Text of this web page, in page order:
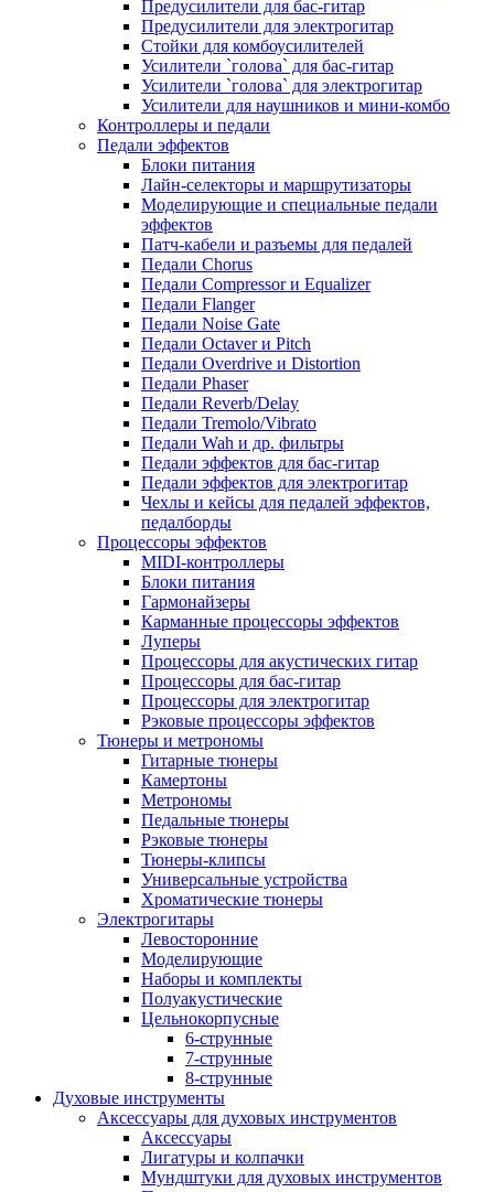
Предусилители для бас-гитар
Предусилители для электрогитар
Стойки для комбоусилителей
Усилители `голова` для бас-гитар
Усилители `голова` для электрогитар
Усилители для наушников и мини-комбо
Контроллеры и педали
Педали эффектов
Блоки питания
Лайн-селекторы и маршрутизаторы
Моделирующие и специальные педали
эффектов
Патч-кабели и разъемы для педалей
Педали Chorus
Педали Compressor и Equalizer
Педали Flanger
Педали Noise Gate
Педали Octaver и Pitch
Педали Overdrive и Distortion
Педали Phaser
Педали Reverb/Delay
Педали Tremolo/Vibrato
Педали Wah и др. фильтры
Педали эффектов для бас-гитар
Педали эффектов для электрогитар
Чехлы и кейсы для педалей эффектов,
педалборды
Процессоры эффектов
MIDI-контроллеры
Блоки питания
Гармонайзеры
Карманные процессоры эффектов
Луперы
Процессоры для акустических гитар
Процессоры для бас-гитар
Процессоры для электрогитар
Рэковые процессоры эффектов
Тюнеры и метрономы
Гитарные тюнеры
Камертоны
Метрономы
Педальные тюнеры
Рэковые тюнеры
Тюнеры-клипсы
Универсальные устройства
Хроматические тюнеры
Электрогитары
Левосторонние
Моделирующие
Наборы и комплекты
Полуакустические
Цельнокорпусные
6-струнные
7-струнные
8-струнные
Духовые инструменты
Аксессуары для духовых инструментов
Аксессуары
Лигатуры и колпачки
Мундштуки для духовых инструментов